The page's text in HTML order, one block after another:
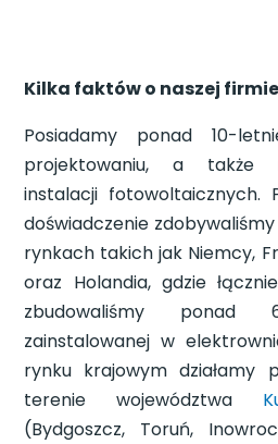
Kilka faktów o naszej
Posiadamy ponad 10-
projektowaniu, a także
instalacji fotowoltaicznych.
doświadczenie
rynkach takich jak Niemcy,
oraz Holandia, gdzie
zbudowaliśmy
zainstalowanej w
rynku krajowym działamy
terenie województwa
(Bydgoszcz, Toruń,